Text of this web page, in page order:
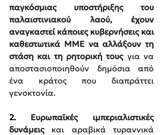
παγκόσμιας υποστήριξης του
παλαιστινιακού λαού, έχουν
αναγκαστεί κάποιες κυβερνήσεις και
καθεστωτικά ΜΜΕ να αλλάξουν τη
στάση και τη ρητορική τους για να
αποστασιοποιηθούν δημόσια από
ένα κράτος που διαπράττει
γενοκτονία.
2. Ευρωπαϊκές ιμπεριαλιστικές
δυνάμεις και αραβικά τυραννικά